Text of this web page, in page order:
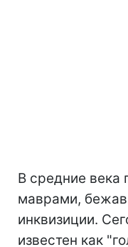
В средние века
маврами,
инквизиции.
известен как